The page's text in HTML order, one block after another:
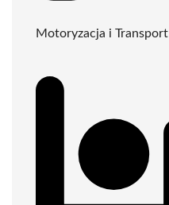
Motoryzacja i Transport